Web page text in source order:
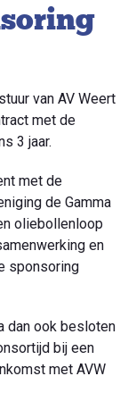
van AV Weert
met de
3 jaar.
met de
de Gamma
oliebollenloop
en
sponsoring
dan ook besloten
bij een
met AVW